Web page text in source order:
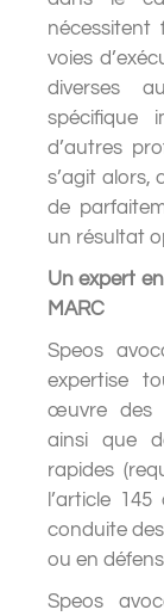
voies
diverses
spécifique
d’autres
s’agit alors,
de
un résultat
Un expert
MARC
Speos
expertise
œuvre des
ainsi que
rapides
l’article
conduite
ou en
Speos